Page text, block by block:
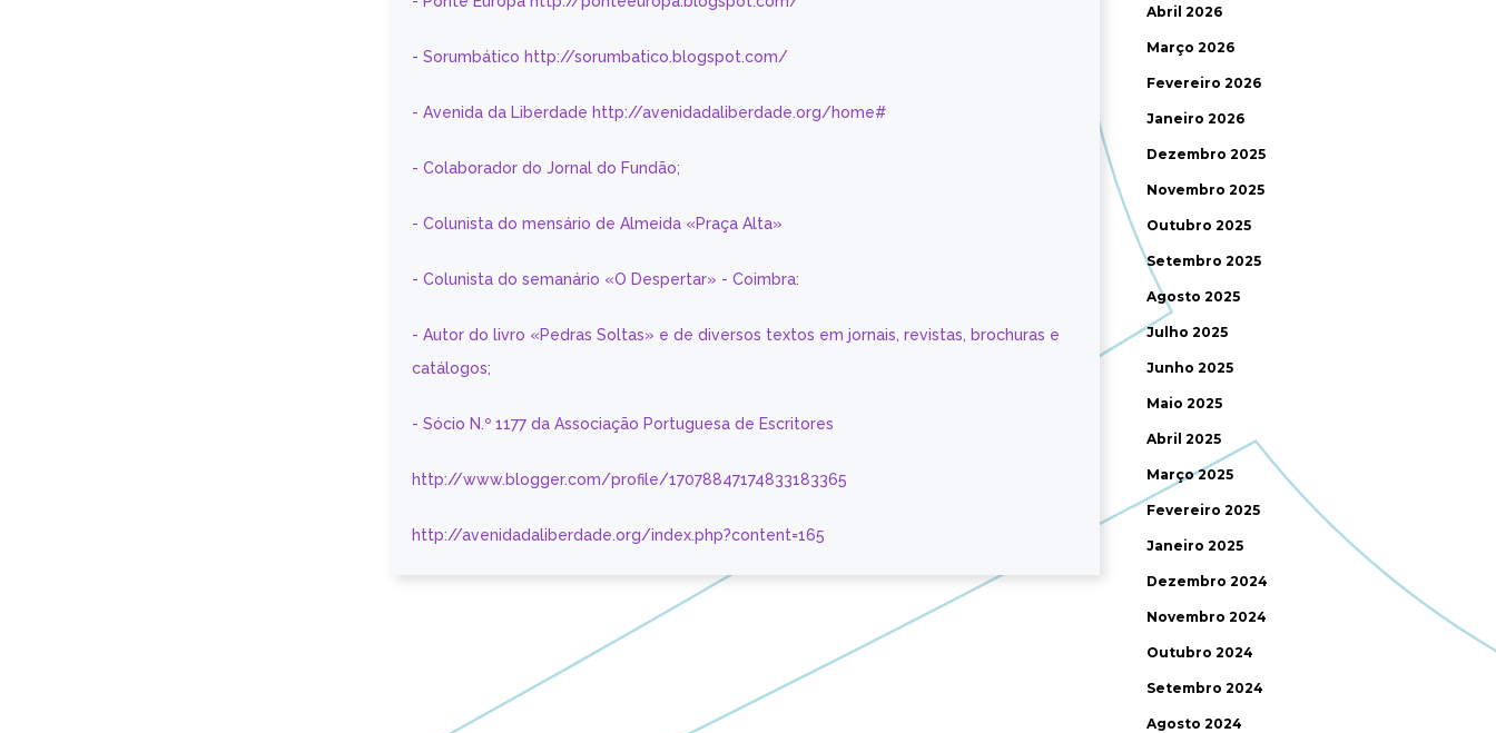
- Sorumbático http://sorumbatico.blogspot.com/
- Avenida da Liberdade http://avenidadaliberdade.org/home#
- Colaborador do Jornal do Fundão;
- Colunista do mensário de Almeida «Praça Alta»
- Colunista do semanário «O Despertar» - Coimbra:
- Autor do livro «Pedras Soltas» e de diversos textos em jornais, revistas, brochuras e
catálogos;
- Sócio N.º 1177 da Associação Portuguesa de Escritores
http://www.blogger.com/profile/17078847174833183365
http://avenidadaliberdade.org/index.php?content=165
Abril 2026
Março 2026
Fevereiro 2026
Janeiro 2026
Dezembro 2025
Novembro 2025
Outubro 2025
Setembro 2025
Agosto 2025
Julho 2025
Junho 2025
Maio 2025
Abril 2025
Março 2025
Fevereiro 2025
Janeiro 2025
Dezembro 2024
Novembro 2024
Outubro 2024
Setembro 2024
Agosto 2024